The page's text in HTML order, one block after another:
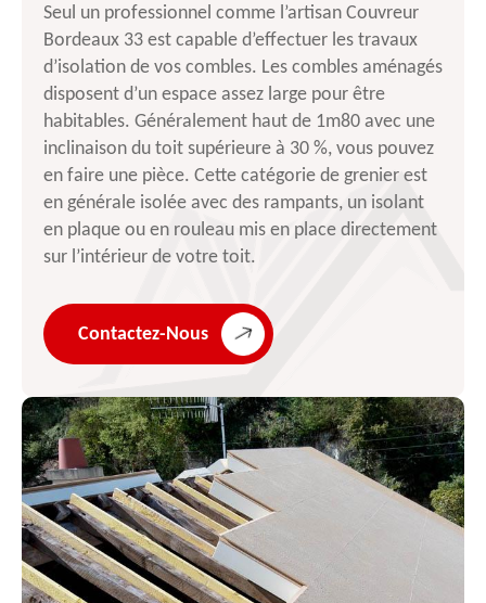
Seul un professionnel comme l’artisan Couvreur
Bordeaux 33 est capable d’effectuer les travaux
d’isolation de vos combles. Les combles aménagés
disposent d’un espace assez large pour être
habitables. Généralement haut de 1m80 avec une
inclinaison du toit supérieure à 30 %, vous pouvez
en faire une pièce. Cette catégorie de grenier est
en générale isolée avec des rampants, un isolant
en plaque ou en rouleau mis en place directement
sur l’intérieur de votre toit.
Contactez-Nous